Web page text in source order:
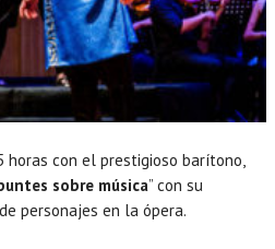
horas con el prestigioso barítono,
sobre música” con su
personajes en la ópera.